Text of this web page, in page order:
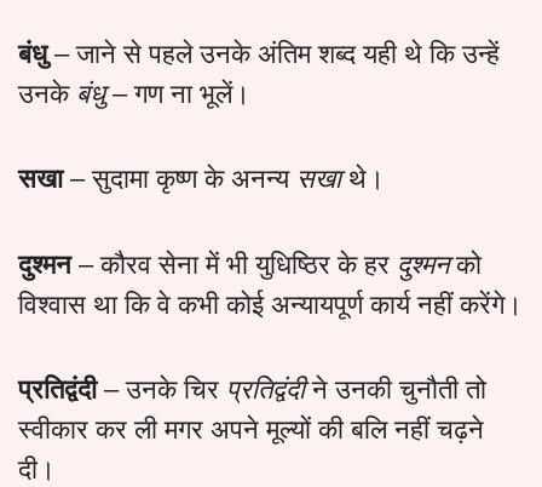
बंधु– जाने से पहले उनके अंतिम शब्द यही थे कि उन्हें
उनके बंधु– गण ना भूलें।
सखा– सुदामा कृष्ण के अनन्य सखाथे।
दुश्मन– कौरव सेना में भी युधिष्ठिर के हर दुश्मनको
विश्वास था कि वे कभी कोई अन्यायपूर्ण कार्य नहीं करेंगे।
प्रतिद्वंदी– उनके चिर प्रतिद्वंदीने उनकी चुनौती तो
स्वीकार कर ली मगर अपने मूल्यों की बलि नहीं चढ़ने
दी।